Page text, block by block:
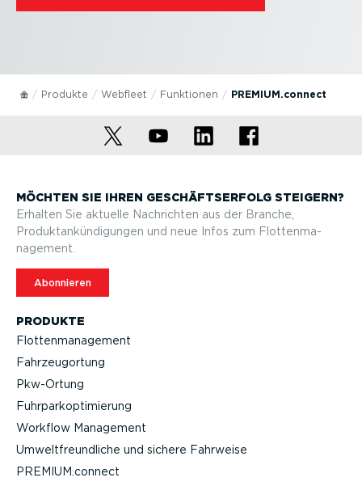
Produkte Webfleet Funktionen PREMIUM.connect
PRODUKTE
Flotten­ma­nagement
Fahrzeu­g­ortung
Pkw-Ortung
Fuhrpar­k­op­ti­mierung
Workflow Management
Umwelt­freund­liche und sichere Fahrweise
PREMIUM.connect
MÖCHTEN SIE IHREN GESCHÄFTS­ERFOLG STEIGERN?
Erhalten Sie aktuelle Nachrichten aus der Branche,
Produktan­kün­di­gungen und neue Infos zum Flotten­ma­
nagement.
Abonnieren